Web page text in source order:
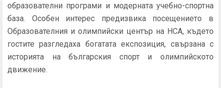
образователни програми и модерната учебно-спортна
база. Особен интерес предизвика посещението в
Образователния и олимпийски център на НСА, където
гостите разгледаха богатата експозиция, свързана с
историята на българския спорт и олимпийското
движение.